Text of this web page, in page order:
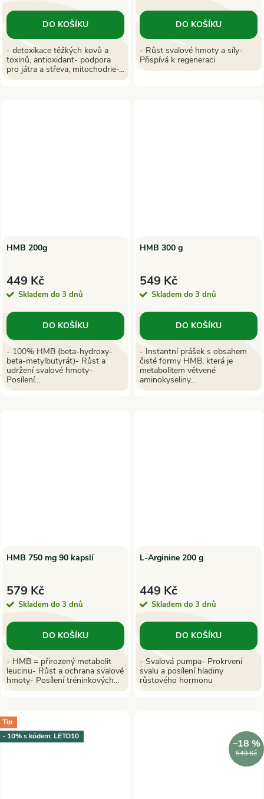
DO KOŠÍKU
- detoxikace těžkých kovů a
toxinů, antioxidant- podpora
pro játra a střeva, mitochodrie-...
DO KOŠÍKU
- Růst svalové hmoty a síly-
Přispívá k regeneraci
HMB 200g
449 Kč
Skladem do 3 dnů
DO KOŠÍKU
- 100% HMB (beta-hydroxy-
beta-metylbutyrát)- Růst a
udržení svalové hmoty-
Posílení...
HMB 300 g
549 Kč
Skladem do 3 dnů
DO KOŠÍKU
- Instantní prášek s obsahem
čisté formy HMB, která je
metabolitem větvené
aminokyseliny...
HMB 750 mg 90 kapslí
579 Kč
Skladem do 3 dnů
DO KOŠÍKU
- HMB = přirozený metabolit
leucinu- Růst a ochrana svalové
hmoty- Posílení tréninkových...
L-Arginine 200 g
449 Kč
Skladem do 3 dnů
DO KOŠÍKU
- Svalová pumpa- Prokrvení
svalu a posílení hladiny
růstového hormonu
Tip
- 10% s kódem: LETO10
549 Kč
–18 %